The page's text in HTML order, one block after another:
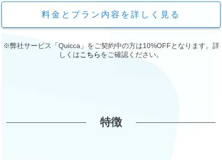
料金とプラン内容を詳しく見る
※弊社サービス「Quicca」をご契約中の方は10%OFFとなります。詳
しくはこちらをご確認ください。
特徴